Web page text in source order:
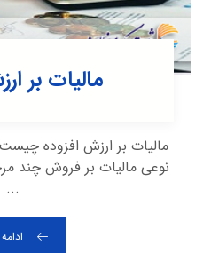
مالیات بر
ماليات بر ارزش افزوده
نوعی ماليات بر فروش چند
...